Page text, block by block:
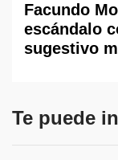
Facundo
escándalo
sugestivo
Te puede